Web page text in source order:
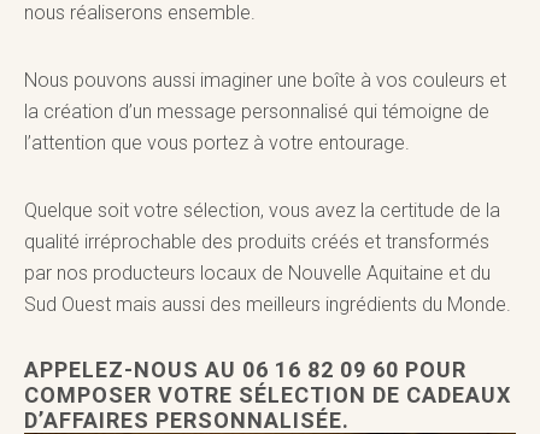
nous réaliserons ensemble.
Nous pouvons aussi imaginer une boîte à vos couleurs et
la création d’un message personnalisé qui témoigne de
l’attention que vous portez à votre entourage.
Quelque soit votre sélection, vous avez la certitude de la
qualité irréprochable des produits créés et transformés
par nos producteurs locaux de Nouvelle Aquitaine et du
Sud Ouest mais aussi des meilleurs ingrédients du Monde.
APPELEZ-NOUS AU 06 16 82 09 60 POUR
COMPOSER VOTRE SÉLECTION DE CADEAUX
D’AFFAIRES PERSONNALISÉE.